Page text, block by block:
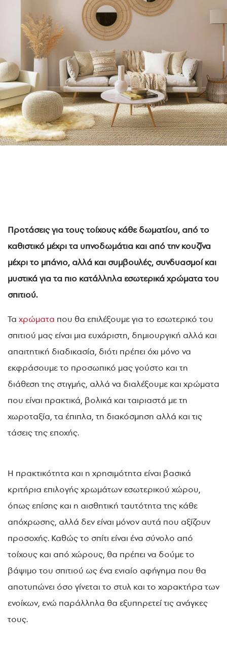
Προτάσεις για τους τοίχους κάθε δωματίου, από το
καθιστικό μέχρι τα υπνοδωμάτια και από την κουζίνα
μέχρι το μπάνιο, αλλά και συμβουλές, συνδυασμοί και
μυστικά για τα πιο κατάλληλα εσωτερικά χρώματα του
σπιτιού.
Τα χρώματα που θα επιλέξουμε για το εσωτερικό του
σπιτιού μας είναι μια ευχάριστη, δημιουργική αλλά και
απαιτητική διαδικασία, διότι πρέπει όχι μόνο να
εκφράσουμε το προσωπικό μας γούστο και τη
διάθεση της στιγμής, αλλά να διαλέξουμε και χρώματα
που είναι πρακτικά, βολικά και ταιριαστά με τη
χωροταξία, τα έπιπλα, τη διακόσμηση αλλά και τις
τάσεις της εποχής.
Η πρακτικότητα και η χρησιμότητα είναι βασικά
κριτήρια επιλογής χρωμάτων εσωτερικού χώρου,
όπως επίσης και η αισθητική ταυτότητα της κάθε
απόχρωσης, αλλά δεν είναι μόνον αυτά που αξίζουν
προσοχής. Καθώς το σπίτι είναι ένα σύνολο από
τοίχους και από χώρους, θα πρέπει να δούμε το
βάψιμο του σπιτιού ως ένα ενιαίο αφήγημα που θα
αποτυπώνει όσο γίνεται το στυλ και το χαρακτήρα των
ενοίκων, ενώ παράλληλα θα εξυπηρετεί τις ανάγκες
τους.